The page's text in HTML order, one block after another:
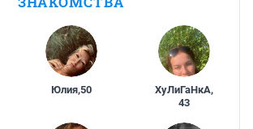
Юлия,50 ХуЛиГаНкА,
43